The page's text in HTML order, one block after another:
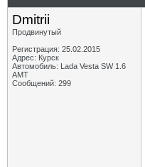
Dmitrii
Продвинутый
Регистрация: 25.02.2015
Адрес: Курск
Автомобиль: Lada Vesta SW 1.6
АМТ
Сообщений: 299